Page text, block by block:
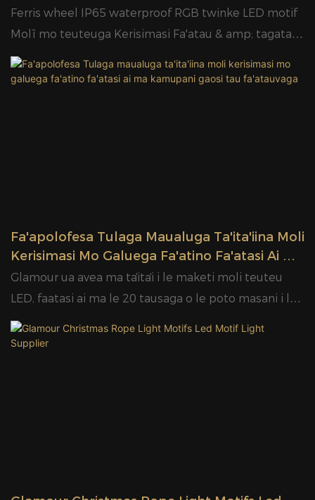
Fa'atau & Gaosi | MATA'IGA
Ferris wheel IP65 waterproof RGB twinke LED motif
Molī mo teuteuga Kerisimasi Fa'atau & amp; tagata
gaosi | MATA'IGA
Fa'apolofesa Tulaga Maualuga Ta'ita'iina Moli
Kerisimasi Mo Galuega Fa'atino Fa'atasi Ai Ma
Kamupani Gaosi Tau Fa'atauvaga
Glamour ua avea ma taʻitaʻi i le maketi moli teuteu
LED, faatasi ai ma le 20 tausaga o le poto masani i le
vaega, au mamanu sili, tagata talenia, ma le
faʻamalosia o le faʻatonutonuina o oloa. Glamour LED